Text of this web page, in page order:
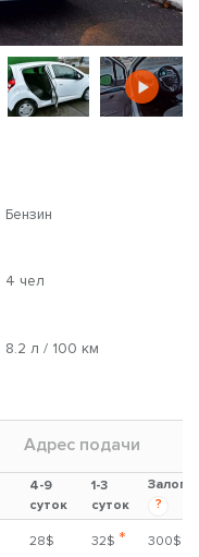
Бензин
4 чел
8.2 л / 100 км
Адрес подачи
4-9
суток
1-3
суток
Залог
?
28$ 32$ * 300$